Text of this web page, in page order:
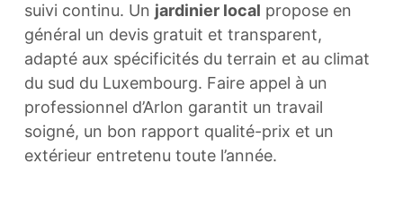
suivi continu. Un jardinier local propose en
général un devis gratuit et transparent,
adapté aux spécificités du terrain et au climat
du sud du Luxembourg. Faire appel à un
professionnel d’Arlon garantit un travail
soigné, un bon rapport qualité-prix et un
extérieur entretenu toute l’année.